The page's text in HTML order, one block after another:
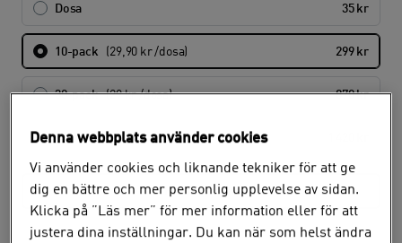
Dosa 35 kr
10-pack (29,90 kr /dosa) 299 kr
30-pack (29 kr /dosa) 870 kr
50-pack (28,40 kr /dosa)
Hämta i butik
Denna webbplats använder cookies
Vi använder cookies och liknande tekniker för att ge
dig en bättre och mer personlig upplevelse av sidan.
Klicka på ”Läs mer” för mer information eller för att
justera dina inställningar. Du kan när som helst ändra